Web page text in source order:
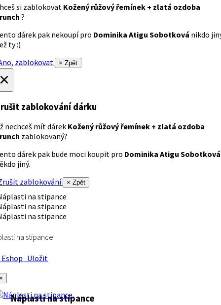
si zablokovat Kožený růžový řemínek + zlatá ozdoba
?
dárek pak nekoupí pro Dominika Atigu Sobotková nikdo
ty :)
zablokovat
× Zpět
zablokování dárku
nechceš mít dárek Kožený růžový řemínek + zlatá ozdoba
zablokovaný?
dárek pak bude moci koupit pro Dominika Atigu Sobotková
jiný.
zablokování
× Zpět
na stipance
Uložit
Náplasti na stipance